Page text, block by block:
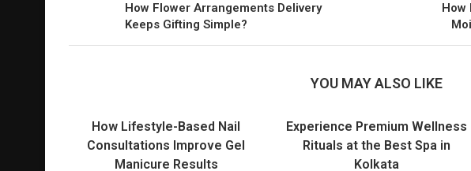
How Flower Arrangements Delivery
Keeps Gifting Simple?
How
YOU MAY ALSO LIKE
How Lifestyle-Based Nail
Consultations Improve Gel
Manicure Results
Experience Premium Wellness
Rituals at the Best Spa in
Kolkata